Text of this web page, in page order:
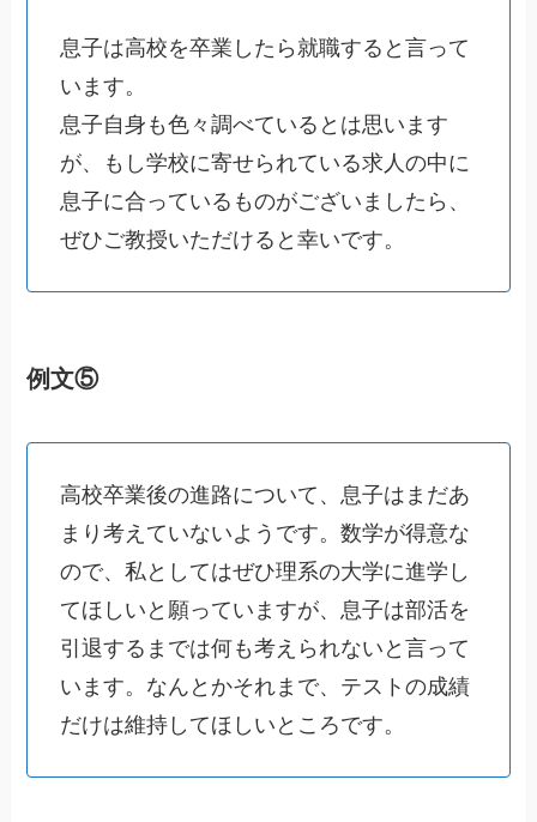
息子は高校を卒業したら就職すると言って
います。
息子自身も色々調べているとは思います
が、もし学校に寄せられている求人の中に
息子に合っているものがございましたら、
ぜひご教授いただけると幸いです。
例文⑤
高校卒業後の進路について、息子はまだあ
まり考えていないようです。数学が得意な
ので、私としてはぜひ理系の大学に進学し
てほしいと願っていますが、息子は部活を
引退するまでは何も考えられないと言って
います。なんとかそれまで、テストの成績
だけは維持してほしいところです。